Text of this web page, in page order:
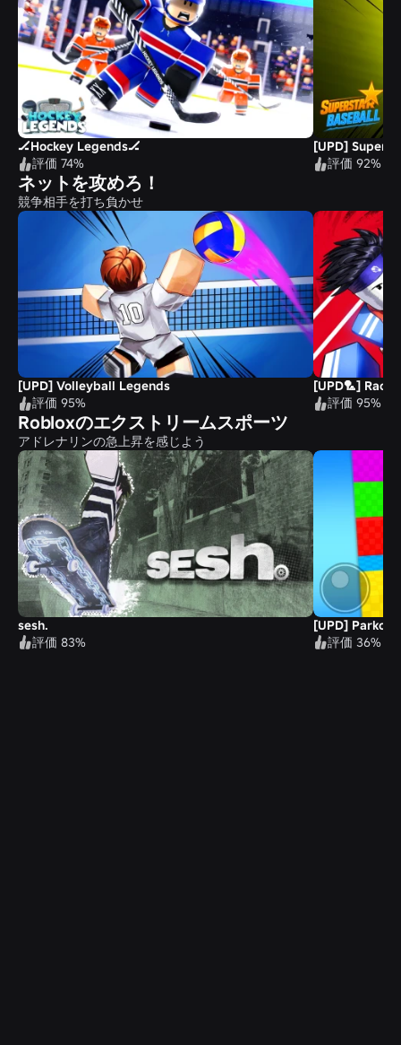
🏒Hockey Legends🏒
評価 74%
[UPD]
評価 92%
ネットを攻めろ！
競争相手を打ち負かせ
[UPD] Volleyball Legends
評価 95%
[UPD🏸]
評価 95%
Robloxのエクストリームスポーツ
アドレナリンの急上昇を感じよう
sesh.
評価 83%
[UPD] Parkour
評価 36%